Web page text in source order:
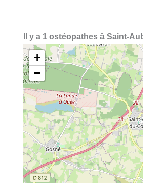
Il y a 1 ostéopathes à Saint-
+
−